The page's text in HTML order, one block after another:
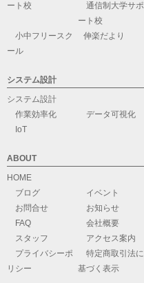
ート校
通信制大学サポ
ート校
小中フリースク
ール
伸楽だより
システム設計
システム設計
作業効率化
データ可視化
IoT
ABOUT
HOME
ブログ
イベント
お問合せ
お知らせ
FAQ
会社概要
スタッフ
アクセス案内
プライバシーポ
リシー
特定商取引法に
基づく表示